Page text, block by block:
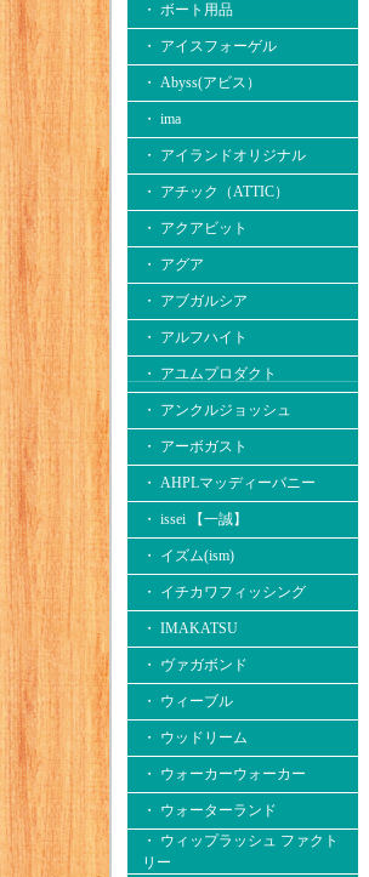
・ ボート用品
・ アイスフォーゲル
・ Abyss(アビス）
・ ima
・ アイランドオリジナル
・ アチック（ATTIC）
・ アクアビット
・ アグア
・ アブガルシア
・ アルフハイト
・ アユムプロダクト
・ アンクルジョッシュ
・ アーボガスト
・ AHPLマッディーバニー
・ issei 【一誠】
・ イズム(ism)
・ イチカワフィッシング
・ IMAKATSU
・ ヴァガボンド
・ ウィーブル
・ ウッドリーム
・ ウォーカーウォーカー
・ ウォーターランド
・ ウィップラッシュ ファクト
リー